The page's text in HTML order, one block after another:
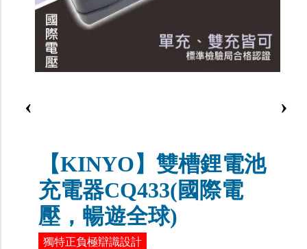
‹ ›
【KINYO】雙槽鋰電池
充電器CQ433(國際電
壓，暢遊全球)
獨特正負極辯識設計